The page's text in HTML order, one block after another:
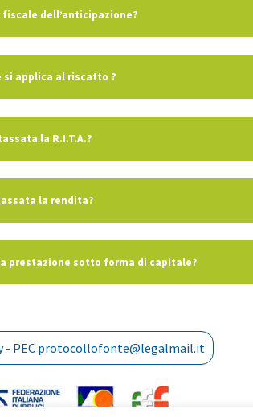
dell’anticipazione?
si applica al riscatto ?
la R.I.T.A.?
la rendita?
prestazione sotto forma di capitale?
- PEC protocollofonte@legalmail.it